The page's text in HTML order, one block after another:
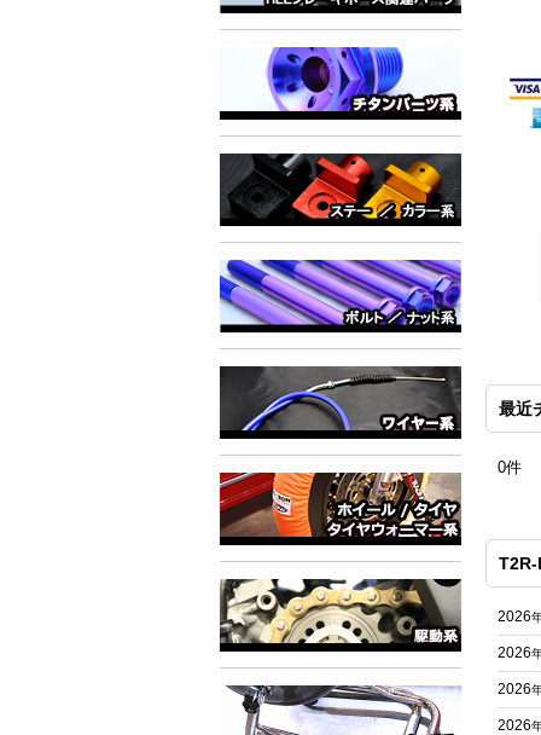
最近
0件
2026
2026
2026
2026